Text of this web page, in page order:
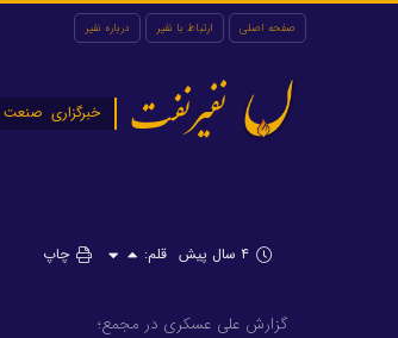
صفحه اصلی ارتباط با نفیر درباره نفیر
نفیرنفت خبرگزاری
۴ سال پیش قلم: چاپ
گزارش علی عسکری در مجمع؛